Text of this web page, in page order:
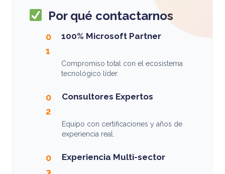
Por qué contactarnos
0
1
100% Microsoft Partner
Compromiso total con el ecosistema
tecnológico líder.
0
2
Consultores Expertos
Equipo con certificaciones y años de
experiencia real.
0
3
Experiencia Multi-sector